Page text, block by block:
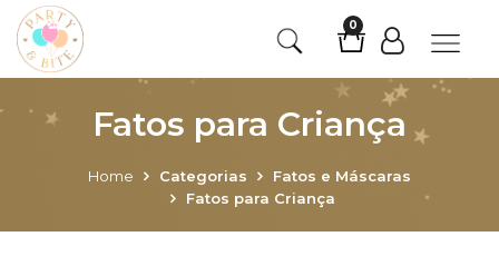
0
Fatos para Criança
Home Categorias
Fatos e Máscaras
Fatos para Criança